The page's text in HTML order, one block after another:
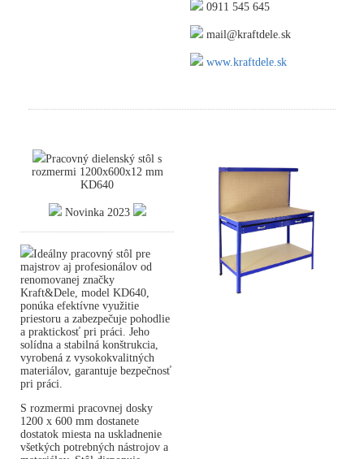
0911 545 645
mail@kraftdele.sk
www.kraftdele.sk
Pracovný dielenský stôl s
rozmermi 1200x600x12 mm
KD640
Novinka 2023
Ideálny pracovný stôl pre
majstrov aj profesionálov od
renomovanej značky
Kraft&Dele, model KD640,
ponúka efektívne využitie
priestoru a zabezpečuje pohodlie
a praktickosť pri práci. Jeho
solídna a stabilná konštrukcia,
vyrobená z vysokokvalitných
materiálov, garantuje bezpečnosť
pri práci.
S rozmermi pracovnej dosky
1200 x 600 mm dostanete
dostatok miesta na uskladnenie
všetkých potrebných nástrojov a